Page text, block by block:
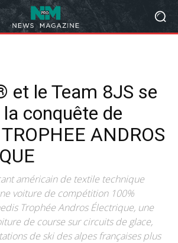
et le Team 8JS se
conquête de
TROPHEE ANDROS
américain de textile technique
voiture de compétition 100%
Trophée Andros Électrique, une
de course sur circuits de glace,
de ski des alpes françaises plus